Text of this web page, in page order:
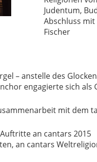
Judentum,
Abschluss
Fischer
– anstelle des
engagierte sich als
mit dem
an cantars 2015
an cantars